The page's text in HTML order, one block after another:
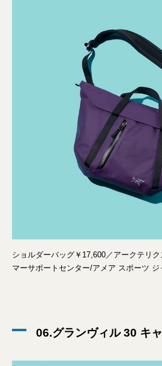
ショルダーバッグ￥17,600／アークテリ
マーサポートセンター/アメア スポーツ ジ
06.グランヴィル 30 キ